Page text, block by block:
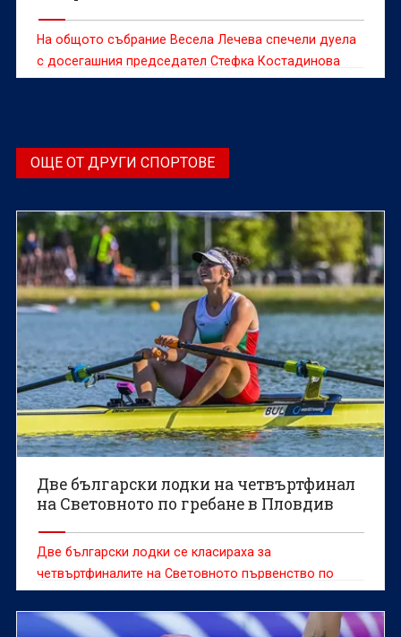
На общото събрание Весела Лечева спечели дуела
с досегашния председател Стефка Костадинова
ОЩЕ ОТ ДРУГИ СПОРТОВЕ
Две български лодки на четвъртфинал
на Световното по гребане в Пловдив
Две български лодки се класираха за
четвъртфиналите на Световното първенство по
гребане за мъже и жени до 19 години, което се
провежда в Пловдив.